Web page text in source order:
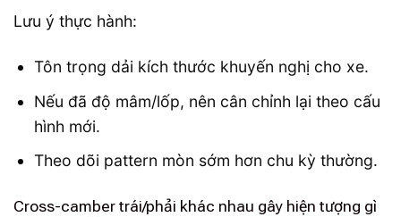
Lưu ý thực hành:
Tôn trọng dải kích thước khuyến nghị cho xe.
Nếu đã độ mâm/lốp, nên cân chỉnh lại theo cấu
hình mới.
Theo dõi pattern mòn sớm hơn chu kỳ thường.
Cross-camber trái/phải khác nhau gây hiện tượng gì